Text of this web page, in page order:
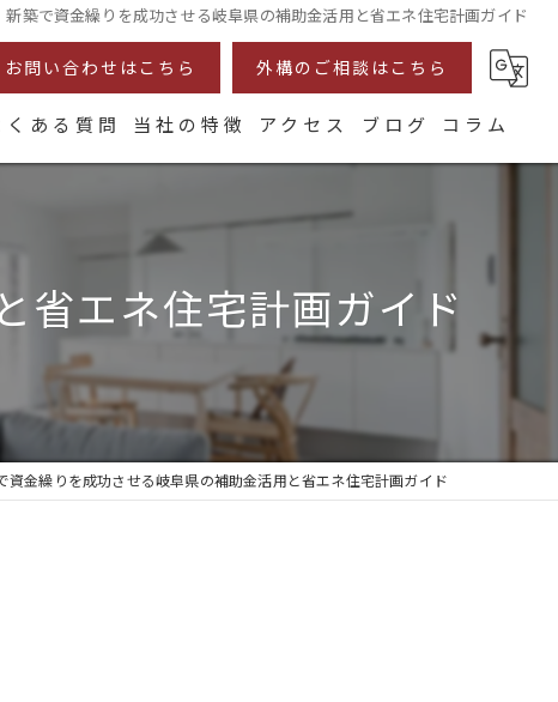
新築で資金繰りを成功させる岐阜県の補助金活用と省エネ住宅計画ガイド
お問い合わせはこちら 外構のご相談はこちら
くある質問 当社の特徴
注文住宅
リフォーム
自然素材
アクセス ブログ コラム
省エネ住宅計画ガイド
資金繰りを成功させる岐阜県の補助金活用と省エネ住宅計画ガイド